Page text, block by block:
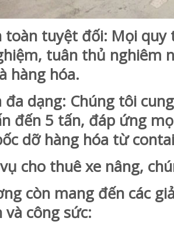
tuyệt đối: Mọi quy
tuân thủ nghiêm
hàng hóa.
dạng: Chúng tôi cung
đến 5 tấn, đáp ứng
dỡ hàng hóa từ
cho thuê xe nâng,
còn mang đến các
công sức: